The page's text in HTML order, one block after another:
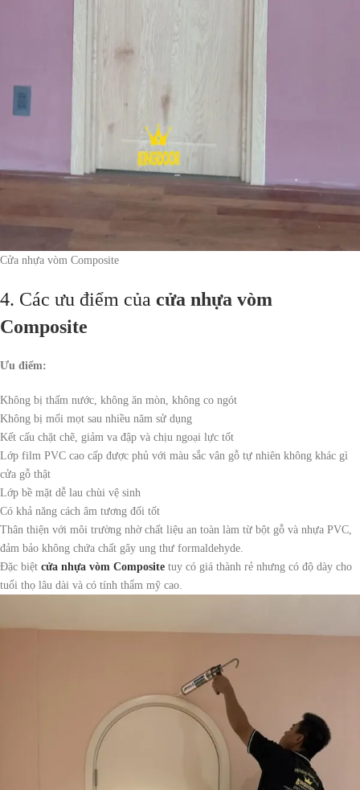
Cửa nhựa vòm Composite
4. Các ưu điểm của cửa nhựa vòm
Composite
Ưu điểm:
Không bị thấm nước, không ăn mòn, không co ngót
Không bị mối mọt sau nhiều năm sử dụng
Kết cấu chặt chẽ, giảm va đập và chịu ngoại lực tốt
Lớp film PVC cao cấp được phủ với màu sắc vân gỗ tự nhiên không khác gì
cửa gỗ thật
Lớp bề mặt dễ lau chùi vệ sinh
Có khả năng cách âm tương đối tốt
Thân thiện với môi trường nhờ chất liệu an toàn làm từ bột gỗ và nhựa PVC,
đảm bảo không chứa chất gây ung thư formaldehyde.
Đặc biệt cửa nhựa vòm Composite tuy có giá thành rẻ nhưng có độ dày cho
tuổi thọ lâu dài và có tính thẩm mỹ cao.